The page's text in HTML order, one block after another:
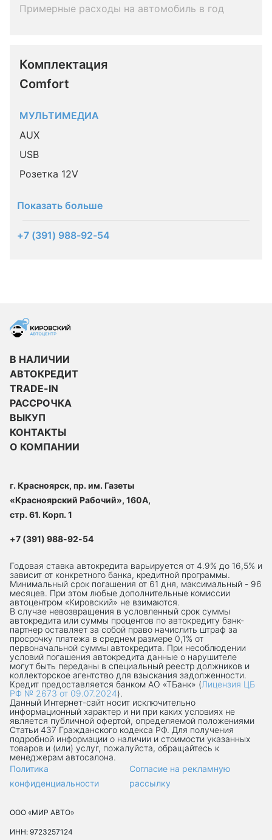
Примерные расходы на автомобиль в год
Комплектация
Comfort
МУЛЬТИМЕДИА
AUX
USB
Розетка 12V
Показать больше
+7 (391) 988-92-54
В НАЛИЧИИ
АВТОКРЕДИТ
TRADE-IN
РАССРОЧКА
ВЫКУП
КОНТАКТЫ
О КОМПАНИИ
г. Красноярск, пр. им. Газеты
«Красноярский Рабочий», 160А,
стр. 61. Корп. 1
+7 (391) 988-92-54
Годовая ставка автокредита варьируется от 4.9% до 16,5% и
зависит от конкретного банка, кредитной программы.
Минимальный срок погашения от 61 дня, максимальный - 96
месяцев. При этом любые дополнительные комиссии
автоцентром «Кировский» не взимаются.
В случае невозвращения в условленный срок суммы
автокредита или суммы процентов по автокредиту банк-
партнер оставляет за собой право начислить штраф за
просрочку платежа в среднем размере 0,1% от
первоначальной суммы автокредита. При несоблюдении
условий погашения автокредита данные о нарушителе
могут быть переданы в специальный реестр должников и
коллекторское агентство для взыскания задолженности.
Кредит предоставляется банком АО «ТБанк» (Лицензия ЦБ
РФ № 2673 от 09.07.2024).
Данный Интернет-сaйт носит исключительно
информационный характер и ни при каких условиях не
является публичной офертой, определяемой положениями
Статьи 437 Гражданского кодекса РФ. Для получения
подробной информации о наличии и стоимости указанных
товаров и (или) услуг, пожалуйста, обращайтесь к
менеджерам автосалона.
Политика
конфиденциальности
Согласие на рекламную
рассылку
ООО «МИР АВТО»
ИНН: 9723257124